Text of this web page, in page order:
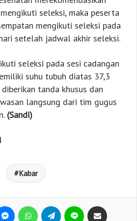
seleksi, maka peserta
mengikuti seleksi pada
setelah jadwal akhir seleksi.
seleksi pada sesi cadangan
suhu tubuh diatas 37,3
tanda khusus dan
langsung dari tim gugus
(Sandi)
Kabar